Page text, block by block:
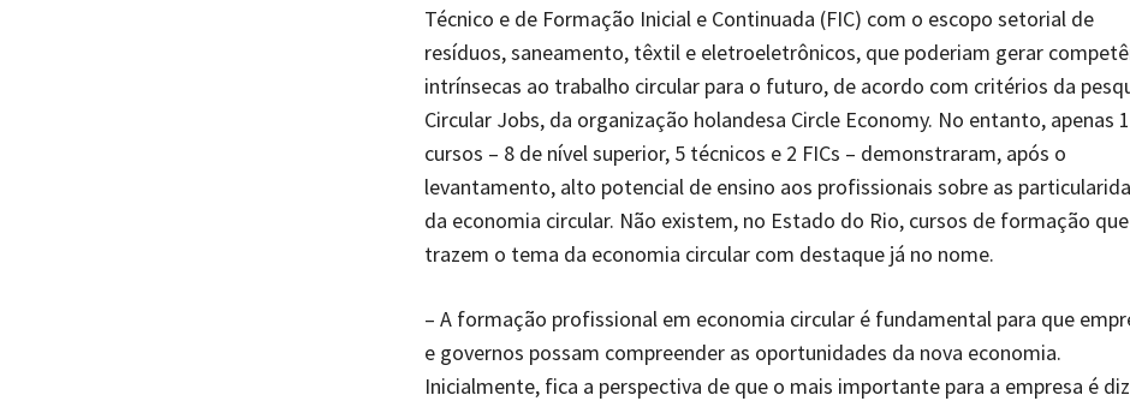
Técnico e de Formação Inicial e Continuada (FIC) com o escopo setorial de
resíduos, saneamento, têxtil e eletroeletrônicos, que poderiam gerar
intrínsecas ao trabalho circular para o futuro, de acordo com critérios da
Circular Jobs, da organização holandesa Circle Economy. No entanto, apenas
cursos – 8 de nível superior, 5 técnicos e 2 FICs – demonstraram, após o
levantamento, alto potencial de ensino aos profissionais sobre as
da economia circular. Não existem, no Estado do Rio, cursos de formação que
trazem o tema da economia circular com destaque já no nome.
– A formação profissional em economia circular é fundamental para que
e governos possam compreender as oportunidades da nova economia.
Inicialmente, fica a perspectiva de que o mais importante para a empresa é